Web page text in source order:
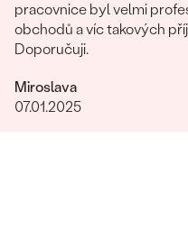
pracovnice byl velmi
obchodů a víc takových
Doporučuji.
Miroslava
07.01.2025